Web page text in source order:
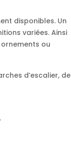
disponibles. Un
variées. Ainsi
ou
d’escalier, de